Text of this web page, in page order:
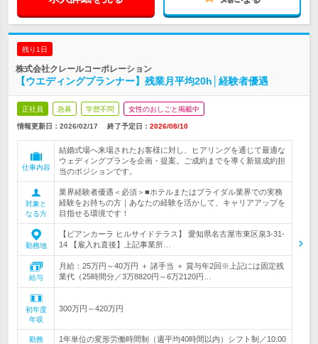
残り1日
株式会社クレールコーポレーション
【ウエディングプランナー】残業月平均20h│経験者優遇
正社員 急募 学歴不問 女性のおしごと掲載中
情報更新日：2026/02/17 終了予定日： 2026/08/10
仕事内容
結婚式場へ来場されたお客様に対し、ヒアリングを通じて最適な
ウェディングプランを企画・提案。ご成約までを導く新規成約担
当のポジションです。
対象と
なる方
業界経験者優遇＜必須＞■ホテルまたはブライダル業界での実務
経験をお持ちの方｜あなたの経験を活かして、キャリアアップを
目指せる環境です！
勤務地
【ビアンカーラ ヒルサイドテラス】 愛知県名古屋市東区泉3-31-
14 【雇入れ直後】上記事業所…
給与
月給：25万円～40万円 ＋ 諸手当 ＋ 賞与年2回※上記には固定残
業代（25時間分／3万8820円～6万2120円…
初年度
年収
300万円～420万円
勤務
1年単位の変形労働時間制（週平均40時間以内）シフト制／10:00